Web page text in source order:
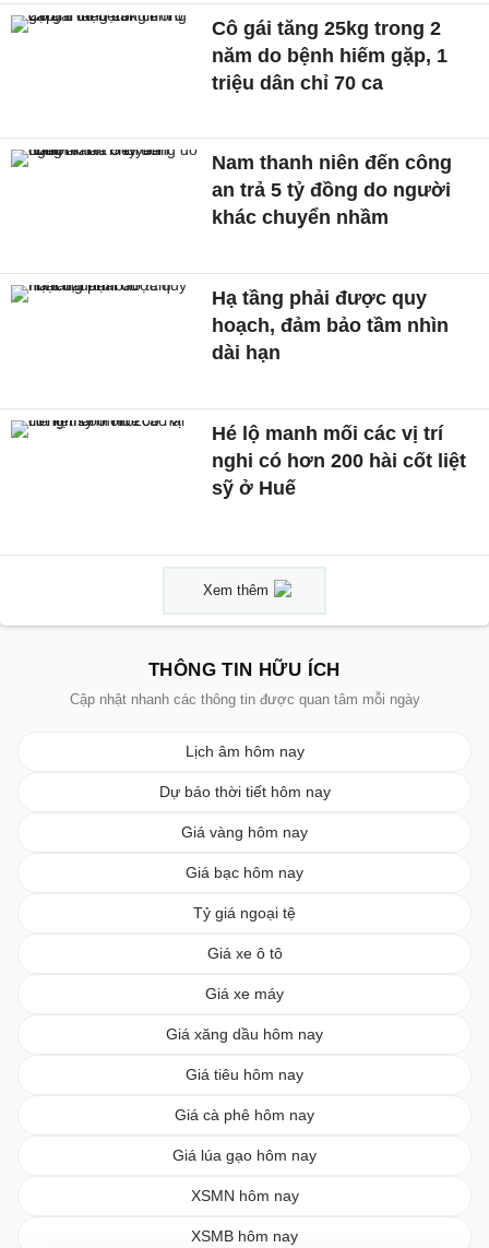
Cô gái tăng 25kg trong 2
năm do bệnh hiếm gặp, 1
triệu dân chỉ 70 ca
Nam thanh niên đến công
an trả 5 tỷ đồng do người
khác chuyển nhầm
Hạ tầng phải được quy
hoạch, đảm bảo tầm nhìn
dài hạn
Hé lộ manh mối các vị trí
nghi có hơn 200 hài cốt liệt
sỹ ở Huế
Xem thêm
THÔNG TIN HỮU ÍCH
Cập nhật nhanh các thông tin được quan tâm mỗi ngày
Lịch âm hôm nay
Dự báo thời tiết hôm nay
Giá vàng hôm nay
Giá bạc hôm nay
Tỷ giá ngoại tệ
Giá xe ô tô
Giá xe máy
Giá xăng dầu hôm nay
Giá tiêu hôm nay
Giá cà phê hôm nay
Giá lúa gạo hôm nay
XSMN hôm nay
XSMB hôm nay